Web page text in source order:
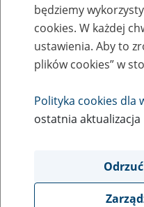
Zaproś ZUS do
eZUS w siedzibie
Rodzaj wydarzenia
Szkolenia
Obszar merytoryczny
obsługa klientów
będziemy
cookies. W każdej
ustawienia. Aby to
plików cookies” w
Polityka cookies dla
ostatnia aktualizacja